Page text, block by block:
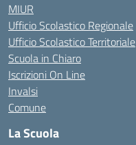
MIUR
Ufficio Scolastico Regionale
Ufficio Scolastico Territoriale
Scuola in Chiaro
Iscrizioni On Line
Invalsi
Comune
La Scuola